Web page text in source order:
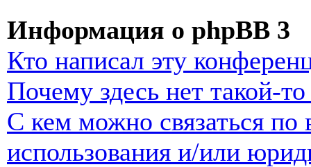
Информация о phpBB 3
Кто написал эту
Почему здесь нет такой-
С кем можно связаться по
использования и/или